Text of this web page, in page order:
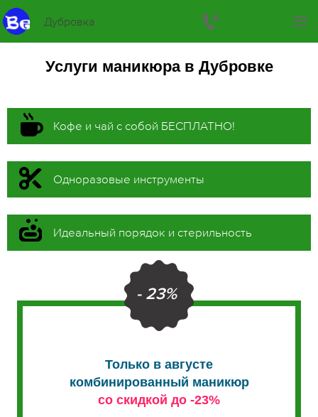
Дубровка
Услуги маникюра в Дубровке
Кофе и чай с собой БЕСПЛАТНО!
Одноразовые инструменты
Идеальный порядок и стерильность
- 23%
Только в августе
комбинированный маникюр
со скидкой до -23%